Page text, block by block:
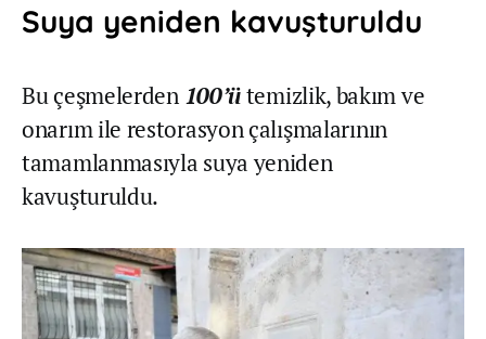
Suya yeniden kavuşturuldu
Bu çeşmelerden 100’ütemizlik, bakım ve
onarım ile restorasyon çalışmalarının
tamamlanmasıyla suya yeniden
kavuşturuldu.